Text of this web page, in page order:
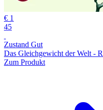
€ 1
45
Zustand Gut
Das Gleichgewicht der Welt -
Zum Produkt